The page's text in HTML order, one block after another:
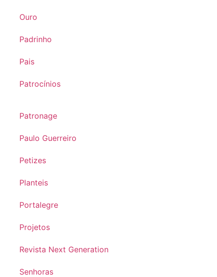
Ouro
Padrinho
Pais
Patrocínios
Patronage
Paulo Guerreiro
Petizes
Planteis
Portalegre
Projetos
Revista Next Generation
Senhoras